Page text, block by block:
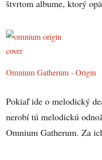
štvrtom albume, ktorý
Omnium Gatherum - Origin
Pokiaľ ide o melodický
nerobí tú melodickú
Omnium Gatherum. Za